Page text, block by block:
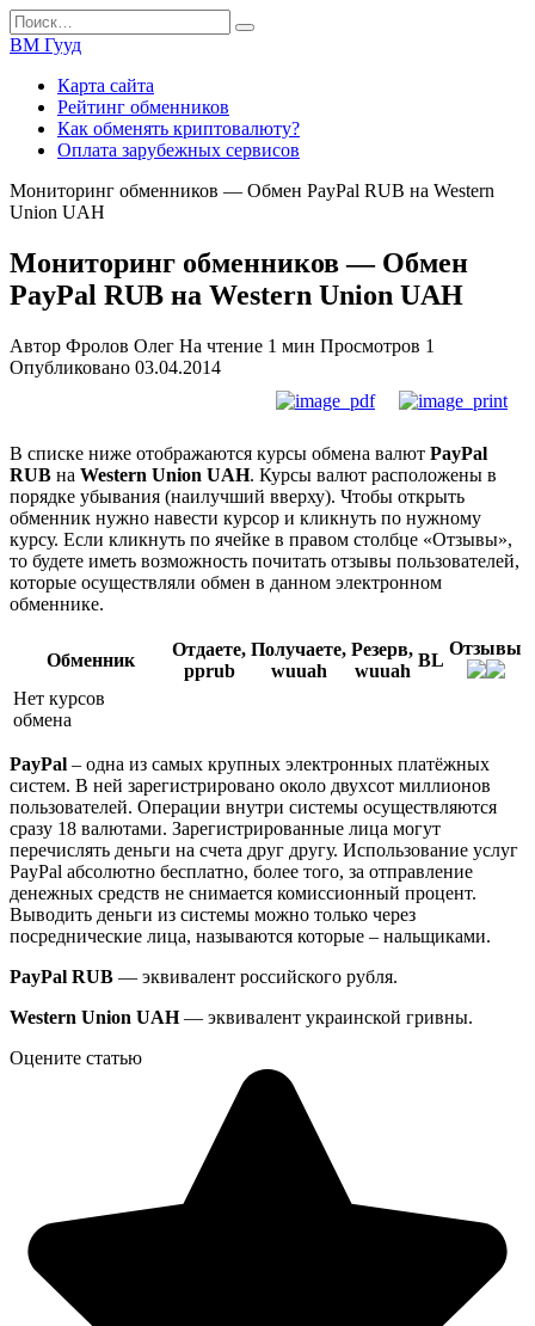
Перейти
к
содержанию
Search
for:
ВМ Гууд
Карта сайта
Рейтинг обменников
Как обменять криптовалюту?
Оплата зарубежных сервисов
Мониторинг обменников — Обмен PayPal RUB на Western
Union UAH
Мониторинг обменников — Обмен
PayPal RUB на Western Union UAH
Автор Фролов Олег На чтение 1 мин Просмотров 1
Опубликовано 03.04.2014
В списке ниже отображаются курсы обмена валют PayPal
RUB на Western Union UAH. Курсы валют расположены в
порядке убывания (наилучший вверху). Чтобы открыть
обменник нужно навести курсор и кликнуть по нужному
курсу. Если кликнуть по ячейке в правом столбце «Отзывы»,
то будете иметь возможность почитать отзывы пользователей,
которые осуществляли обмен в данном электронном
обменнике.
Обменник
Отдаете,
pprub
Получаете,
wuuah
Резерв,
wuuah
BL
Отзывы
Нет курсов
обмена
PayPal – одна из самых крупных электронных платёжных
систем. В ней зарегистрировано около двухсот миллионов
пользователей. Операции внутри системы осуществляются
сразу 18 валютами. Зарегистрированные лица могут
перечислять деньги на счета друг другу. Использование услуг
PayPal абсолютно бесплатно, более того, за отправление
денежных средств не снимается комиссионный процент.
Выводить деньги из системы можно только через
посреднические лица, называются которые – нальщиками.
PayPal RUB — эквивалент российского рубля.
Western Union UAH— эквивалент украинской гривны.
Оцените статью